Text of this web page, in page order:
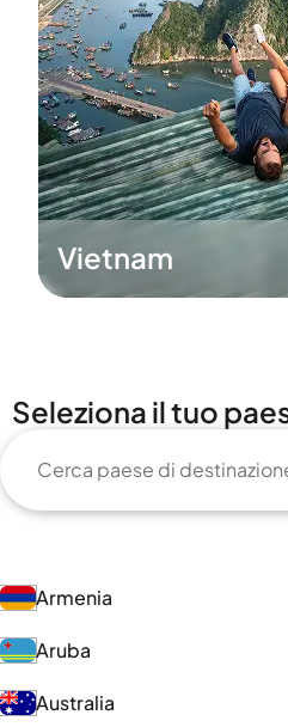
Vietnam
Seleziona il tuo
Armenia
Aruba
Australia